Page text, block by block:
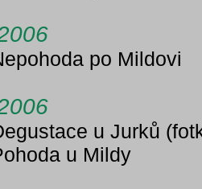
po Mildovi
u Jurků
u Mildy